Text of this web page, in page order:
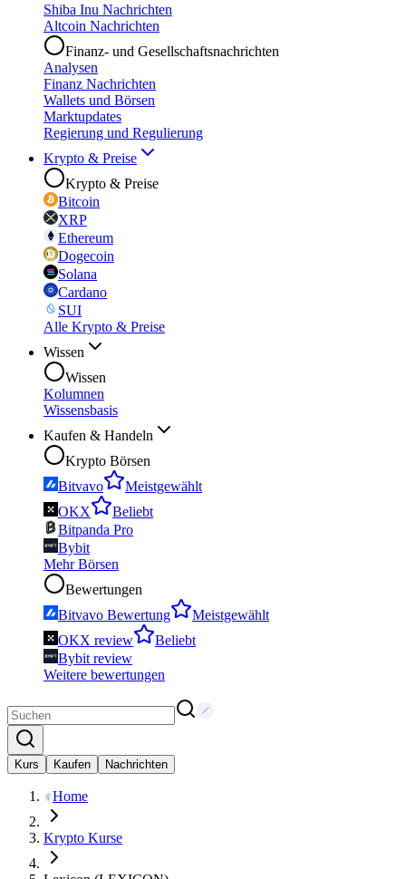
Shiba Inu Nachrichten
Altcoin Nachrichten
Finanz- und Gesellschaftsnachrichten
Analysen
Finanz Nachrichten
Wallets und Börsen
Marktupdates
Regierung und Regulierung
Krypto & Preise
Krypto & Preise
Bitcoin
XRP
Ethereum
Dogecoin
Solana
Cardano
SUI
Alle Krypto & Preise
Wissen
Wissen
Kolumnen
Wissensbasis
Kaufen & Handeln
Krypto Börsen
Bitvavo
Meistgewählt
OKX
Beliebt
Bitpanda Pro
Bybit
Mehr Börsen
Bewertungen
Bitvavo Bewertung
Meistgewählt
OKX review
Beliebt
Bybit review
Weitere bewertungen
Kurs Kaufen Nachrichten
Home
Krypto Kurse